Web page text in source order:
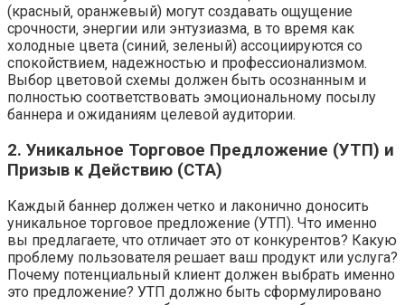
(красный‚ оранжевый) могут создавать ощущение
срочности‚ энергии или энтузиазма‚ в то время как
холодные цвета (синий‚ зеленый) ассоциируются со
спокойствием‚ надежностью и профессионализмом.
Выбор цветовой схемы должен быть осознанным и
полностью соответствовать эмоциональному посылу
баннера и ожиданиям целевой аудитории.
2. Уникальное Торговое Предложение (УТП) и
Призыв к Действию (CTA)
Каждый баннер должен четко и лаконично доносить
уникальное торговое предложение (УТП). Что именно
вы предлагаете‚ что отличает это от конкурентов? Какую
проблему пользователя решает ваш продукт или услуга?
Почему потенциальный клиент должен выбрать именно
это предложение? УТП должно быть сформулировано